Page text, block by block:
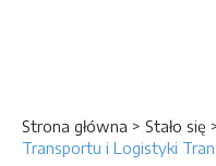
Strona główna > Stało się
Transportu i Logistyki